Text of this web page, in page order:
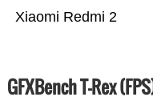
Xiaomi Redmi 2
GFXBench T-Rex